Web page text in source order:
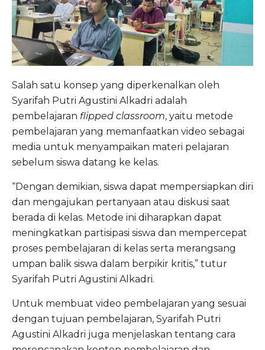
Salah satu konsep yang diperkenalkan oleh
Syarifah Putri Agustini Alkadri adalah
pembelajaran flipped classroom, yaitu metode
pembelajaran yang memanfaatkan video sebagai
media untuk menyampaikan materi pelajaran
sebelum siswa datang ke kelas.
“Dengan demikian, siswa dapat mempersiapkan diri
dan mengajukan pertanyaan atau diskusi saat
berada di kelas. Metode ini diharapkan dapat
meningkatkan partisipasi siswa dan mempercepat
proses pembelajaran di kelas serta merangsang
umpan balik siswa dalam berpikir kritis,” tutur
Syarifah Putri Agustini Alkadri.
Untuk membuat video pembelajaran yang sesuai
dengan tujuan pembelajaran, Syarifah Putri
Agustini Alkadri juga menjelaskan tentang cara